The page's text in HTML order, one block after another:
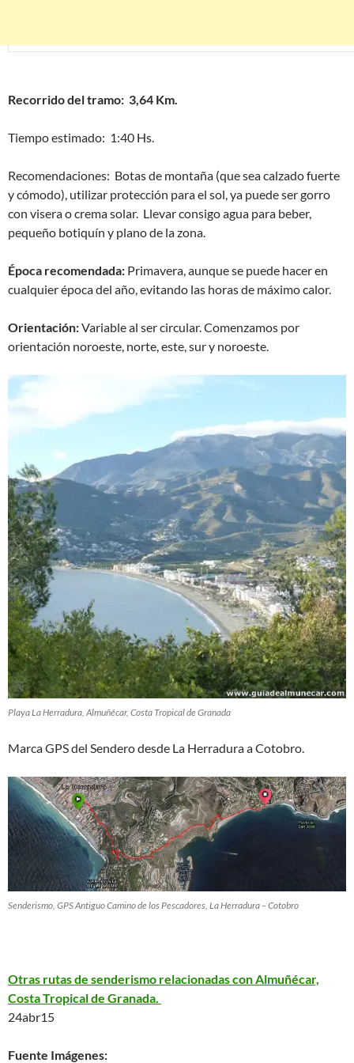
Recorrido del tramo: 3,64 Km.
Tiempo estimado: 1:40 Hs.
Recomendaciones: Botas de montaña (que sea calzado fuerte
y cómodo), utilizar protección para el sol, ya puede ser gorro
con visera o crema solar. Llevar consigo agua para beber,
pequeño botiquín y plano de la zona.
Época recomendada: Primavera, aunque se puede hacer en
cualquier época del año, evitando las horas de máximo calor.
Orientación:Variable al ser circular. Comenzamos por
orientación noroeste, norte, este, sur y noroeste.
Playa La Herradura, Almuñécar, Costa Tropical de Granada
Marca GPS del Sendero desde La Herradura a Cotobro.
Senderismo, GPS Antiguo Camino de los Pescadores, La Herradura – Cotobro
Otras rutas de senderismo relacionadas con Almuñécar,
Costa Tropical de Granada.
24abr15
Fuente Imágenes: